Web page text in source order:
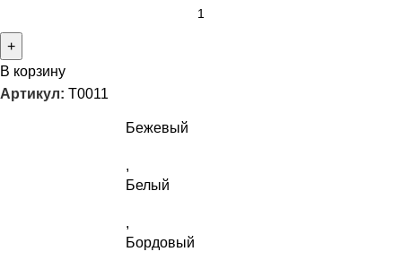
В корзину
Артикул: T0011
Бежевый
,
Белый
,
Бордовый